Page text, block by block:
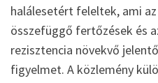
halálesetért feleltek, ami
összefüggő fertőzések és
rezisztencia növekvő
figyelmet. A közlemény